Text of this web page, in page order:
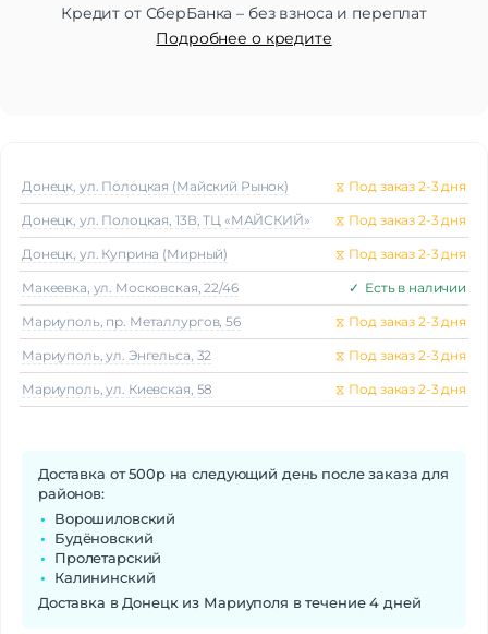
Кредит от СберБанка – без взноса и переплат
Подробнее о кредите
Донецк, ул. Полоцкая (Майский Рынок) ⧖ Под заказ 2-3 дня
Донецк, ул. Полоцкая, 13В, ТЦ «МАЙСКИЙ» ⧖ Под заказ 2-3 дня
Донецк, ул. Куприна (Мирный) ⧖ Под заказ 2-3 дня
Макеeвка, ул. Московская, 22/46 ✓ Есть в наличии
Мариуполь, пр. Металлургов, 56 ⧖ Под заказ 2-3 дня
Мариуполь, ул. Энгельса, 32 ⧖ Под заказ 2-3 дня
Мариуполь, ул. Киевская, 58 ⧖ Под заказ 2-3 дня
Доставка от 500р на следующий день после заказа для
районов:
Ворошиловский
Будёновский
Пролетарский
Калининский
Доставка в Донецк из Мариуполя в течение 4 дней